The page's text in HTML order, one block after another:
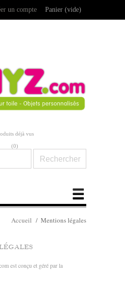
déjà vus
(0)
Panier (vide)
un compte
Accueil / Mentions légales
est conçu et géré par la